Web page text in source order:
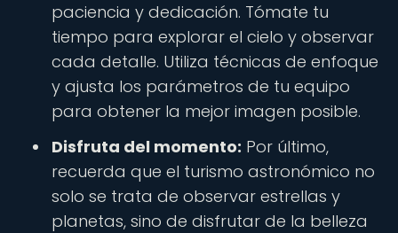
paciencia y dedicación. Tómate tu
tiempo para explorar el cielo y observar
cada detalle. Utiliza técnicas de enfoque
y ajusta los parámetros de tu equipo
para obtener la mejor imagen posible.
Disfruta del momento: Por último,
recuerda que el turismo astronómico no
solo se trata de observar estrellas y
planetas, sino de disfrutar de la belleza